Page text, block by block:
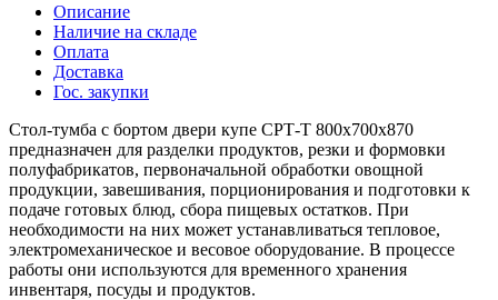
Описание
Наличие на складе
Оплата
Доставка
Гос. закупки
Стол-тумба с бортом двери купе СРТ-Т 800х700х870
предназначен для разделки продуктов, резки и формовки
полуфабрикатов, первоначальной обработки овощной
продукции, завешивания, порционирования и подготовки к
подаче готовых блюд, сбора пищевых остатков. При
необходимости на них может устанавливаться тепловое,
электромеханическое и весовое оборудование. В процессе
работы они используются для временного хранения
инвентаря, посуды и продуктов.